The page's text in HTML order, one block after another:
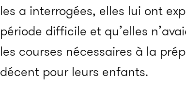
les a interrogées, elles lui ont
période difficile et qu’elles
les courses nécessaires à la
décent pour leurs enfants.